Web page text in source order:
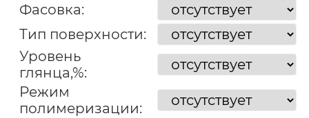
Фасовка:
Тип поверхности:
Уровень
глянца,%:
Режим
полимеризации: